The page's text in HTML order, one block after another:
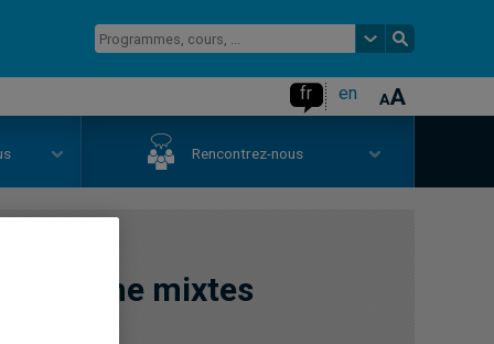
fr en
Rencontrez-nous
mixtes